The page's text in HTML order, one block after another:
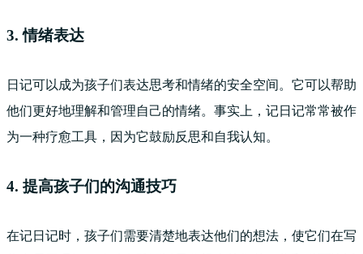
3. 情绪表达
日记可以成为孩子们表达思考和情绪的安全空间。它可以帮助
他们更好地理解和管理自己的情绪。事实上，记日记常常被作
为一种疗愈工具，因为它鼓励反思和自我认知。
4. 提高孩子们的沟通技巧
在记日记时，孩子们需要清楚地表达他们的想法，使它们在写